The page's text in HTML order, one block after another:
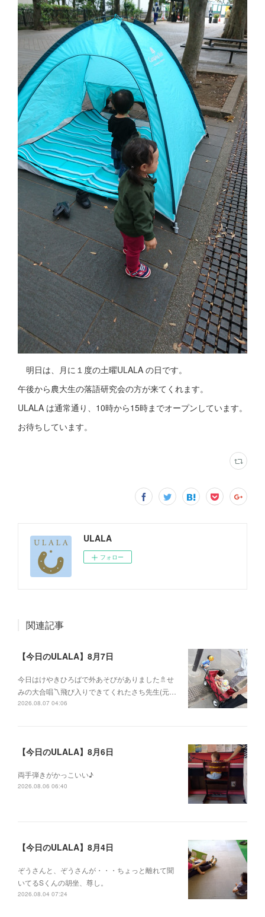
明日は、月に１度の土曜ULALA の日です。
午後から農大生の落語研究会の方が来てくれます。
ULALA は通常通り、10時から15時までオープンしています。
お待ちしています。
ULALA
フォロー
関連記事
【今日のULALA】8月7日
今日はけやきひろばで外あそびがありました🚿せ
みの大合唱〽飛び入りできてくれたさち先生(元…
2026.08.07 04:06
【今日のULALA】8月6日
両手弾きがかっこいい♪
2026.08.06 06:40
【今日のULALA】8月4日
ぞうさんと、ぞうさんが・・・ちょっと離れて聞
いてるSくんの胡坐、尊し。
2026.08.04 07:24